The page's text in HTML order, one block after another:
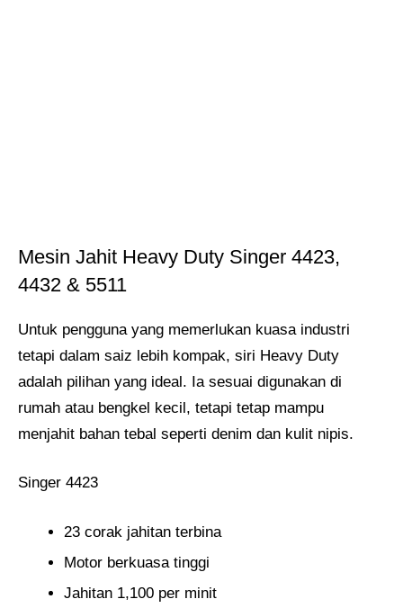
Mesin Jahit Heavy Duty Singer 4423,
4432 & 5511
Untuk pengguna yang memerlukan kuasa industri
tetapi dalam saiz lebih kompak, siri Heavy Duty
adalah pilihan yang ideal. Ia sesuai digunakan di
rumah atau bengkel kecil, tetapi tetap mampu
menjahit bahan tebal seperti denim dan kulit nipis.
Singer 4423
23 corak jahitan terbina
Motor berkuasa tinggi
Jahitan 1,100 per minit